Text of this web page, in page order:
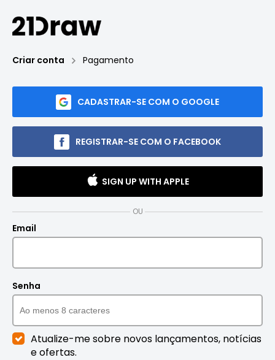
Criar conta Pagamento
CADASTRAR-SE COM O GOOGLE
REGISTRAR-SE COM O FACEBOOK
SIGN UP WITH APPLE
OU
Email
Senha
Atualize-me sobre novos lançamentos, notícias
e ofertas.